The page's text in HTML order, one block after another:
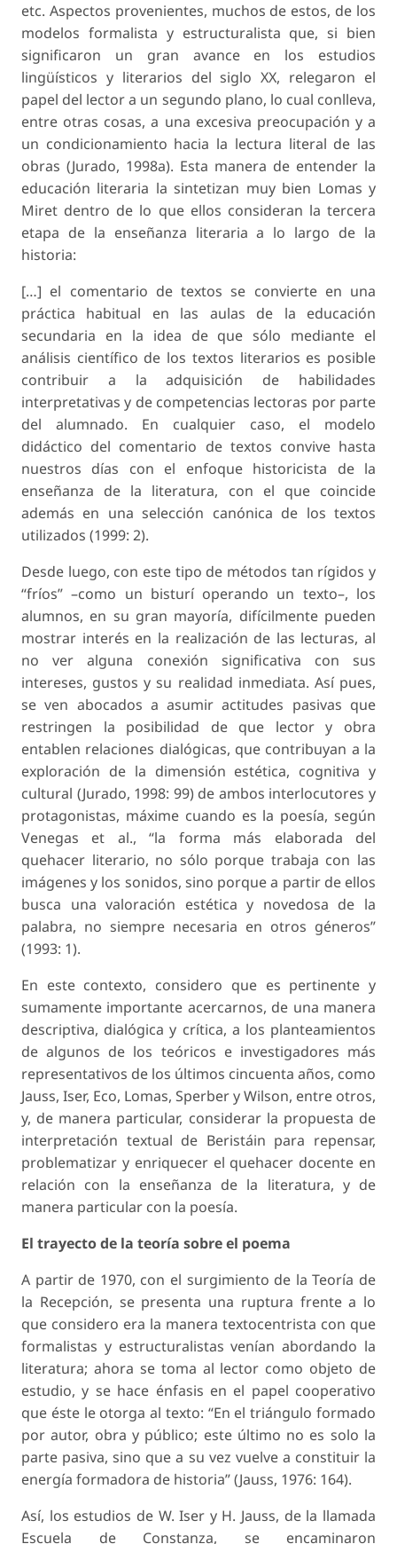
etc. Aspectos provenientes, muchos de estos, de los
modelos formalista y estructuralista que, si bien
significaron un gran avance en los estudios
lingüísticos y literarios del siglo XX, relegaron el
papel del lector a un segundo plano, lo cual conlleva,
entre otras cosas, a una excesiva preocupación y a
un condicionamiento hacia la lectura literal de las
obras (Jurado, 1998a). Esta manera de entender la
educación literaria la sintetizan muy bien Lomas y
Miret dentro de lo que ellos consideran la tercera
etapa de la enseñanza literaria a lo largo de la
historia:
[…] el comentario de textos se convierte en una
práctica habitual en las aulas de la educación
secundaria en la idea de que sólo mediante el
análisis científico de los textos literarios es posible
contribuir a la adquisición de habilidades
interpretativas y de competencias lectoras por parte
del alumnado. En cualquier caso, el modelo
didáctico del comentario de textos convive hasta
nuestros días con el enfoque historicista de la
enseñanza de la literatura, con el que coincide
además en una selección canónica de los textos
utilizados (1999: 2).
Desde luego, con este tipo de métodos tan rígidos y
“fríos” –como un bisturí operando un texto–, los
alumnos, en su gran mayoría, difícilmente pueden
mostrar interés en la realización de las lecturas, al
no ver alguna conexión significativa con sus
intereses, gustos y su realidad inmediata. Así pues,
se ven abocados a asumir actitudes pasivas que
restringen la posibilidad de que lector y obra
entablen relaciones dialógicas, que contribuyan a la
exploración de la dimensión estética, cognitiva y
cultural (Jurado, 1998: 99) de ambos interlocutores y
protagonistas, máxime cuando es la poesía, según
Venegas et al., “la forma más elaborada del
quehacer literario, no sólo porque trabaja con las
imágenes y los sonidos, sino porque a partir de ellos
busca una valoración estética y novedosa de la
palabra, no siempre necesaria en otros géneros”
(1993: 1).
En este contexto, considero que es pertinente y
sumamente importante acercarnos, de una manera
descriptiva, dialógica y crítica, a los planteamientos
de algunos de los teóricos e investigadores más
representativos de los últimos cincuenta años, como
Jauss, Iser, Eco, Lomas, Sperber y Wilson, entre otros,
y, de manera particular, considerar la propuesta de
interpretación textual de Beristáin para repensar,
problematizar y enriquecer el quehacer docente en
relación con la enseñanza de la literatura, y de
manera particular con la poesía.
El trayecto de la teoría sobre el poema
A partir de 1970, con el surgimiento de la Teoría de
la Recepción, se presenta una ruptura frente a lo
que considero era la manera textocentrista con que
formalistas y estructuralistas venían abordando la
literatura; ahora se toma al lector como objeto de
estudio, y se hace énfasis en el papel cooperativo
que éste le otorga al texto: “En el triángulo formado
por autor, obra y público; este último no es solo la
parte pasiva, sino que a su vez vuelve a constituir la
energía formadora de historia” (Jauss, 1976: 164).
Así, los estudios de W. Iser y H. Jauss, de la llamada
Escuela de Constanza, se encaminaron